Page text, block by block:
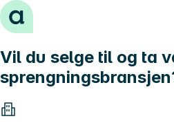
Hopp til innhold
Vil du selge til og ta